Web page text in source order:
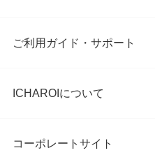
ご利用ガイド・サポート
ICHAROIについて
コーポレートサイト